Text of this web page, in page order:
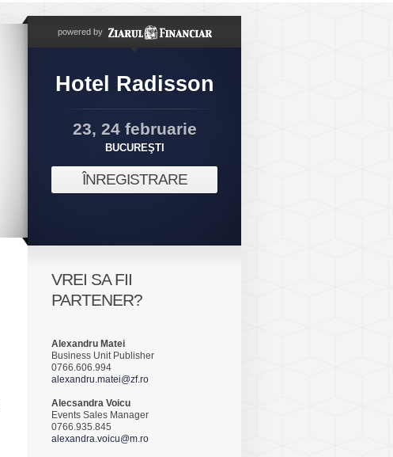
powered by
Hotel Radisson
23, 24 februarie
BUCUREŞTI
ÎNREGISTRARE
VREI SA FII
PARTENER?
Alexandru Matei
Business Unit Publisher
0766.606.994
alexandru.matei@zf.ro
Alecsandra Voicu
Events Sales Manager
0766.935.845
alexandra.voicu@m.ro